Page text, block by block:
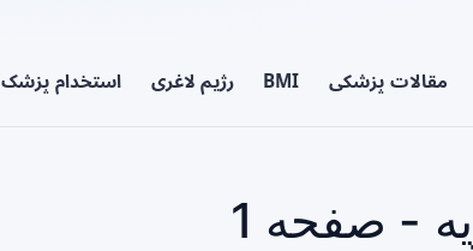
مقالات پزشکی BMI رژیم لاغری استخدام پزشک
- صفحه 1